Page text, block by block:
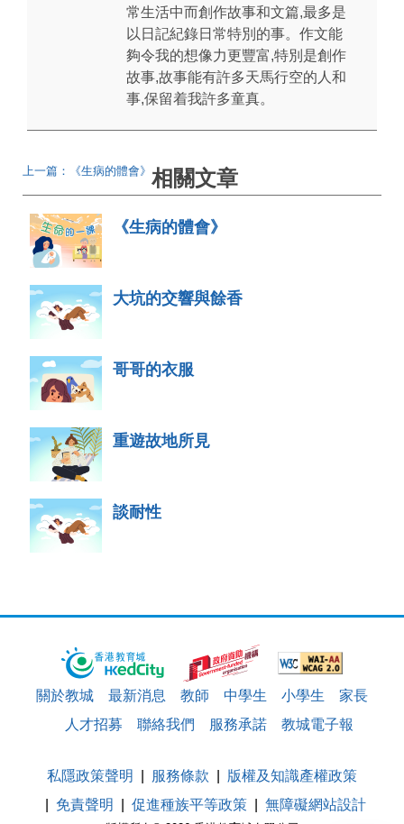
常生活中而創作故事和文篇,最多是
以日記紀錄日常特別的事。作文能
夠令我的想像力更豐富,特別是創作
故事,故事能有許多天馬行空的人和
事,保留着我許多童真。
上一篇：《生病的體會》 相關文章
《生病的體會》
大坑的交響與餘香
哥哥的衣服
重遊故地所見
談耐性
關於教城 最新消息 教師 中學生 小學生
家長
人才招募
聯絡我們 服務承諾 教城電子報
私隱政策聲明 服務條款
版權及知識產權政策
免責聲明
促進種族平等政策 無障礙網站設計